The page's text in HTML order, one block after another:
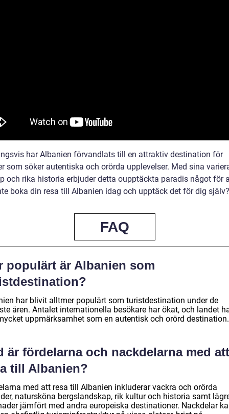
har Albanien förvandlats till en attraktiv destination för
som söker autentiska och orörda upplevelser. Med sina
och rika historia erbjuder detta oupptäckta paradis något för
boka din resa till Albanien idag och upptäck det för dig själv?
FAQ
populärt är Albanien som
har blivit alltmer populärt som turistdestination under de
åren. Antalet internationella besökare har ökat, och landet
uppmärksamhet som en autentisk och orörd destination.
är fördelarna och nackdelarna med att
till Albanien?
med att resa till Albanien inkluderar vackra och orörda
natursköna bergslandskap, rik kultur och historia samt
jämfört med andra europeiska destinationer. Nackdelar